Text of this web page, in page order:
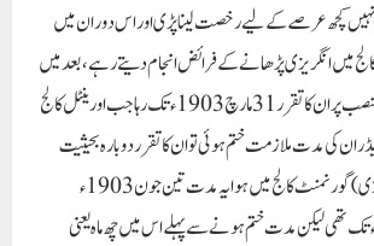
کچھ عرصے کے لیے رخصت لینا پڑی اور اس دوران میں
میں انگریزی پڑھانے کے فرائض انجام دیتے رہے ، بعد میں
گورنمنٹ کالج میں اسی منصب پر ان کا تقرر 31 مارچ 1903ء تک رہا جب اورینٹل کالج
ان کی مدت ملازمت ختم ہوئی تو ان کا تقرر دوبارہ بحیثیت
اسسٹنٹ پروفیسر ( انگریزی ) گورنمنٹ کالج میں ہوا یہ مدت تین جون 1903ء
30 دسمبر 1903ء تک تھی لیکن مدت ختم ہونے سے پہلے اس میں چھ ماہ یعنی